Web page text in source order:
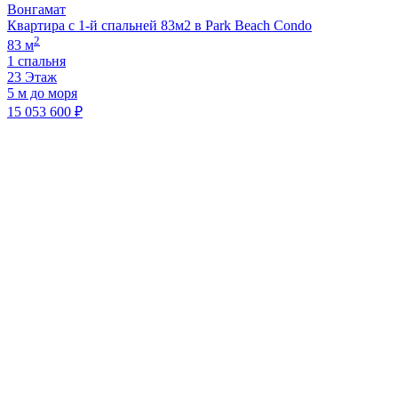
Вонгамат
Квартира с 1-й спальней 83м2 в Park Beach Condo
83 м2
1 спальня
23 Этаж
5 м до моря
15 053 600 ₽